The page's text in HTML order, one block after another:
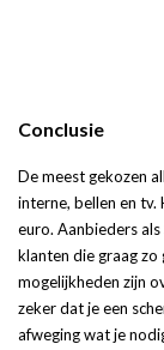
Conclusie
De meest gekozen
interne, bellen en
euro. Aanbieders
klanten die graag
mogelijkheden zijn
zeker dat je een
afweging wat je